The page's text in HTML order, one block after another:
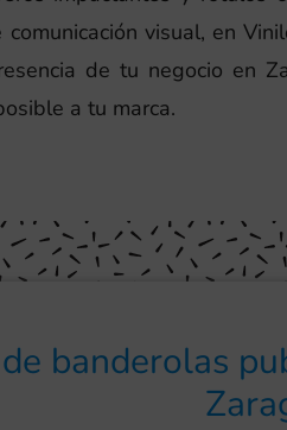
visual, en
de tu negocio en
a tu marca.
banderolas